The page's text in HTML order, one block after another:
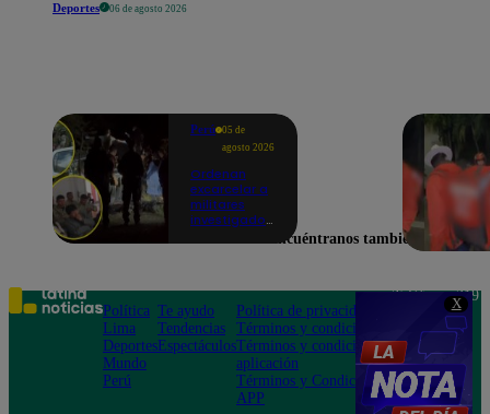
X
Deportes 06 de agosto 2026
Perú
05 de
agosto 2026
Ordenan
excarcelar a
militares
investigados
Colcabamba
Encuéntranos también en
Política
Lima
Deportes
Mundo
Perú
Te ayudo
Tendencias
Espectáculos
Política de privacidad
Términos y condiciones
Términos y condiciones
aplicación
Términos y Condiciones
APP
Teléfono: 219
Av. San
Felipe 968
Jesús María